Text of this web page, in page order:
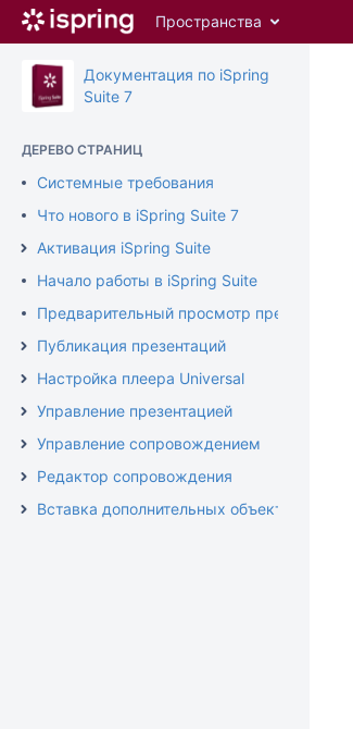
Перейти
содержимому
assistive.skiplink.to.breadcrumbs
assistive.skiplink.to.quick.search
Пространства
Документация по iSpring
Suite 7
ДЕРЕВО СТРАНИЦ
Системные требования
Что нового в iSpring Suite 7
Активация iSpring Suite
Начало работы в iSpring Suite
Предварительный просмотр презентации
Публикация презентаций
Настройка плеера Universal
Управление презентацией
Управление сопровождением
Редактор сопровождения
Вставка дополнительных объектов